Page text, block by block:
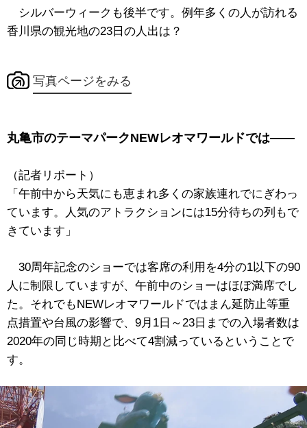
シルバーウィークも後半です。例年多くの人が訪れる
香川県の観光地の23日の人出は？
写真ページをみる
丸亀市のテーマパークNEWレオマワールドでは――
（記者リポート）
「午前中から天気にも恵まれ多くの家族連れでにぎわっ
ています。人気のアトラクションには15分待ちの列もで
きています」
30周年記念のショーでは客席の利用を4分の1以下の90
人に制限していますが、午前中のショーはほぼ満席でし
た。それでもNEWレオマワールドではまん延防止等重
点措置や台風の影響で、9月1日～23日までの入場者数は
2020年の同じ時期と比べて4割減っているということで
す。